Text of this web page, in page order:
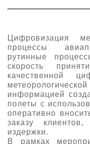
Партнеры выставки
Крокус Экспо
Даты будущих выставок
Документы
Контакты
Для участников
Заявка на участие
Заочное участие
Прилет на выставку
Для посетителей
Место проведения
Схема проезда
Правила доступа и
Для СМИ
Аккредитация прессы
Условия инфопартнёрства
Архив
Цифровизация
процессы
рутинные
скорость
качественной
информацией
полеты с
оперативно
заказу клиентов,
издержки.
В рамках